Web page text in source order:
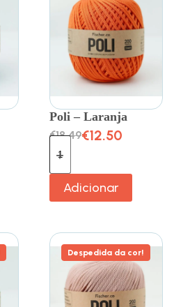
Poli – Laranja
€18.49€12.50
Adicionar
Despedida da cor!